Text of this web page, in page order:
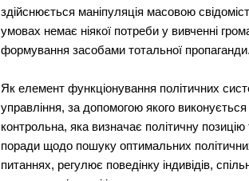
здійснюється маніпуляція масовою
умовах немає ніякої потреби у вивченні
формування засобами тотальної
Як елемент функціонування політичних
управління, за допомогою якого
контрольна, яка визначає політичну
поради щодо пошуку оптимальних
питаннях, регулює поведінку індивідів,